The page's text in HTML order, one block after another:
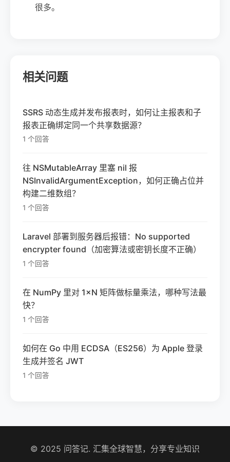
很多。
相关问题
SSRS 动态生成并发布报表时，如何让主报表和子
报表正确绑定同一个共享数据源？
1 个回答
往 NSMutableArray 里塞 nil 报
NSInvalidArgumentException，如何正确占位并
构建二维数组？
1 个回答
Laravel 部署到服务器后报错：No supported
encrypter found（加密算法或密钥长度不正确）
1 个回答
在 NumPy 里对 1×N 矩阵做标量乘法，哪种写法最
快？
1 个回答
如何在 Go 中用 ECDSA（ES256）为 Apple 登录
生成并签名 JWT
1 个回答
© 2025 问答记. 汇集全球智慧，分享专业知识